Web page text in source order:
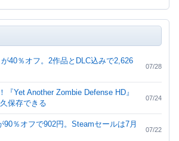
選び方
Suffering of Sir Brante』Steam無料配布は7
。入手後も継続プレイ可能
整理
40％オフ。2作品とDLC込みで2,626
07/28
『Yet Another Zombie Defense HD』
保存できる
07/24
90％オフで902円。Steamセールは7月
07/22